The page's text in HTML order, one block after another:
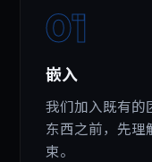
01
嵌入
我们加入既有
东西之前，先理
束。